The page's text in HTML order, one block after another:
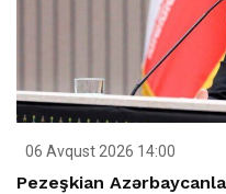
06 Avqust 2026 14:00
Pezeşkian